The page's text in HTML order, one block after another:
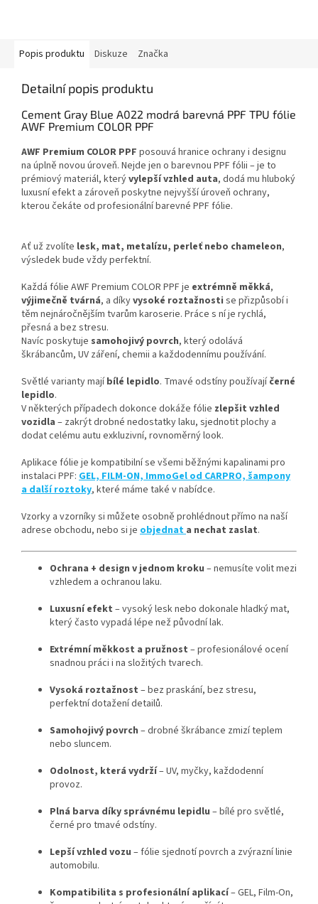
Popis produktu Diskuze Značka
Detailní popis produktu
Cement Gray Blue A022 modrá barevná PPF TPU fólie
AWF Premium COLOR PPF
AWF Premium COLOR PPF posouvá hranice ochrany i designu
na úplně novou úroveň. Nejde jen o barevnou PPF fólii – je to
prémiový materiál, kterývylepší vzhled auta, dodá mu hluboký
luxusní efekt a zároveň poskytne nejvyšší úroveň ochrany,
kterou čekáte od profesionální barevné PPF fólie.
Ať už zvolíte lesk, mat, metalízu, perleť nebo chameleon,
výsledek bude vždy perfektní.
Každá fólie AWF Premium COLOR PPF je extrémně měkká,
výjimečně tvárná, a díkyvysoké roztažnosti se přizpůsobí i
těm nejnáročnějším tvarům karoserie. Práce s ní je rychlá,
přesná a bez stresu.
Navíc poskytuje samohojivý povrch, který odolává
škrábancům, UV záření, chemii a každodennímu používání.
Světlé varianty majíbílé lepidlo. Tmavé odstíny používajíčerné
lepidlo.
V některých případech dokonce dokáže fólie zlepšit vzhled
vozidla – zakrýt drobné nedostatky laku, sjednotit plochy a
dodat celému autu exkluzivní, rovnoměrný look.
Aplikace fólie je kompatibilní se všemi běžnými kapalinami pro
instalaci PPF: GEL, FILM-ON, ImmoGel od CARPRO, šampony
a další roztoky, které máme také v nabídce.
Vzorky a vzorníky si můžete osobně prohlédnout přímo na naší
adrese obchodu, nebo si je objednata nechat zaslat.
Ochrana + design v jednom kroku – nemusíte volit mezi
vzhledem a ochranou laku.
Luxusní efekt – vysoký lesk nebo dokonale hladký mat,
který často vypadá lépe než původní lak.
Extrémní měkkost a pružnost – profesionálové ocení
snadnou práci i na složitých tvarech.
Vysoká roztažnost – bez praskání, bez stresu,
perfektní dotažení detailů.
Samohojivý povrch – drobné škrábance zmizí teplem
nebo sluncem.
Odolnost, která vydrží– UV, myčky, každodenní
provoz.
Plná barva díky správnému lepidlu – bílé pro světlé,
černé pro tmavé odstíny.
Lepší vzhled vozu – fólie sjednotí povrch a zvýrazní linie
automobilu.
Kompatibilita s profesionální aplikací– GEL, Film-On,